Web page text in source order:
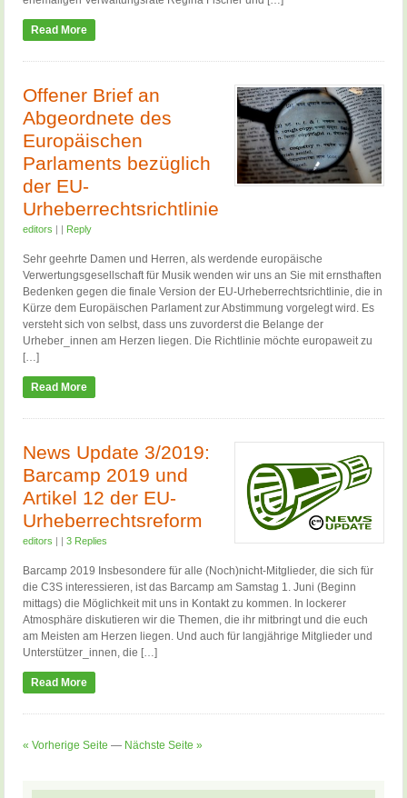
Read More
Offener Brief an
Abgeordnete des
Europäischen
Parlaments bezüglich
der EU-
Urheberrechtsrichtlinie
editors | | Reply
Sehr geehrte Damen und Herren, als werdende europäische
Verwertungsgesellschaft für Musik wenden wir uns an Sie mit ernsthaften
Bedenken gegen die finale Version der EU-Urheberrechtsrichtlinie, die in
Kürze dem Europäischen Parlament zur Abstimmung vorgelegt wird. Es
versteht sich von selbst, dass uns zuvorderst die Belange der
Urheber_innen am Herzen liegen. Die Richtlinie möchte europaweit zu
[…]
Read More
News Update 3/2019:
Barcamp 2019 und
Artikel 12 der EU-
Urheberrechtsreform
editors | |3 Replies
Barcamp 2019 Insbesondere für alle (Noch)nicht-Mitglieder, die sich für
die C3S interessieren, ist das Barcamp am Samstag 1. Juni (Beginn
mittags) die Möglichkeit mit uns in Kontakt zu kommen. In lockerer
Atmosphäre diskutieren wir die Themen, die ihr mitbringt und die euch
am Meisten am Herzen liegen. Und auch für langjährige Mitglieder und
Unterstützer_innen, die […]
Read More
« Vorherige Seite — Nächste Seite »